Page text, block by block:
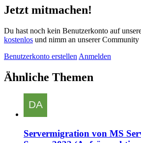
Jetzt mitmachen!
Du hast noch kein Benutzerkonto auf
kostenlos und nimm an unserer Community
Benutzerkonto erstellen Anmelden
Ähnliche Themen
Servermigration von MS